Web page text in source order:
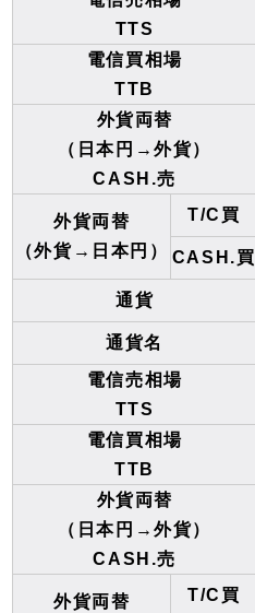
TTS
電信買相場
TTB
外貨両替
（日本円→外貨）
CASH.売
外貨両替
（外貨→日本円）
T/C買
CASH.買
通貨
通貨名
電信売相場
TTS
電信買相場
TTB
外貨両替
（日本円→外貨）
CASH.売
外貨両替
T/C買